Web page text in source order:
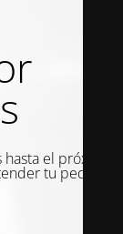
el próximo
tu pedido